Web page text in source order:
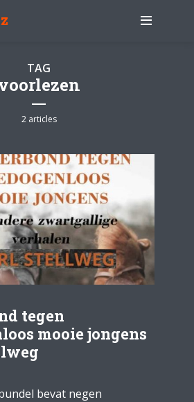
TAG
2 articles
tegen
mooie jongens
bevat negen